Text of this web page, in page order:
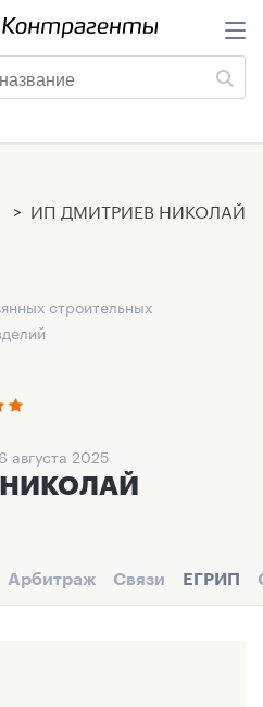
> ИП ДМИТРИЕВ НИКОЛАЙ
строительных
августа 2025
Арбитраж Связи ЕГРИП